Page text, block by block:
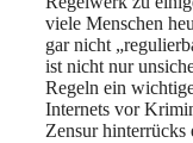
viele Menschen
gar nicht
ist nicht nur
Regeln ein
Internets vor
Zensur hinterrücks